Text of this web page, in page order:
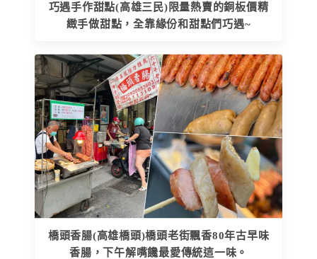
巧遇手作甜點(高雄三民)限量熱賣的銅板價精
緻手做甜點，全靠緣份和甜點們巧遇~
橋頭香腸(高雄橋頭)橋頭老街飄香80年古早味
香腸，下午解嘴饞最愛傳統這一味。